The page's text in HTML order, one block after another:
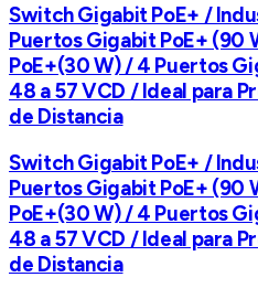
Switch Gigabit PoE+ /
Puertos Gigabit PoE+ (90
PoE+(30 W) / 4 Puertos
48 a 57 VCD / Ideal para
de Distancia
Switch Gigabit PoE+ /
Puertos Gigabit PoE+ (90
PoE+(30 W) / 4 Puertos
48 a 57 VCD / Ideal para
de Distancia